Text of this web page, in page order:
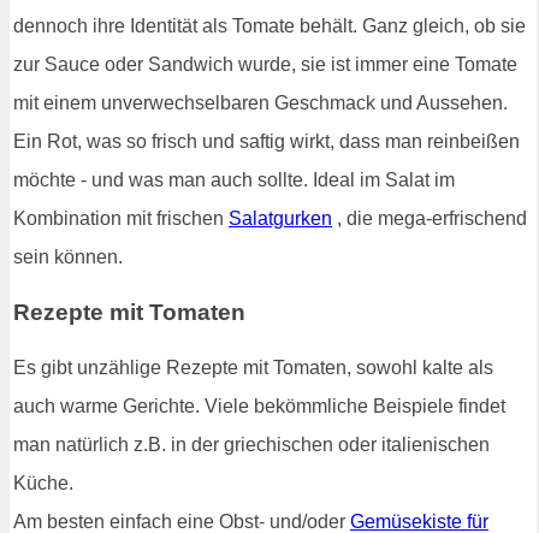
dennoch ihre Identität als Tomate behält. Ganz gleich, ob sie
zur Sauce oder Sandwich wurde, sie ist immer eine Tomate
mit einem unverwechselbaren Geschmack und Aussehen.
Ein Rot, was so frisch und saftig wirkt, dass man reinbeißen
möchte - und was man auch sollte. Ideal im Salat im
Kombination mit frischen Salatgurken , die mega-erfrischend
sein können.
Rezepte mit Tomaten
Es gibt unzählige Rezepte mit Tomaten, sowohl kalte als
auch warme Gerichte. Viele bekömmliche Beispiele findet
man natürlich z.B. in der griechischen oder italienischen
Küche.
Am besten einfach eine Obst- und/oder Gemüsekiste für